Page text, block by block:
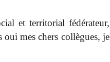
et territorial fédérateur,
oui mes chers collègues, je